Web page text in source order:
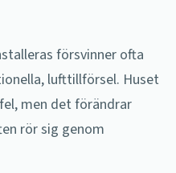
försvinner ofta
lufttillförsel. Huset
men det förändrar
rör sig genom